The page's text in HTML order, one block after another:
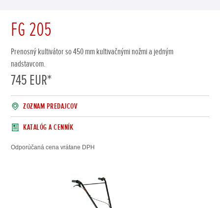
FG 205
Prenosný kultivátor so 450 mm kultivačnými nožmi a jedným
nadstavcom.
745 EUR*
ZOZNAM PREDAJCOV
KATALÓG A CENNÍK
Odporúčaná cena vrátane DPH